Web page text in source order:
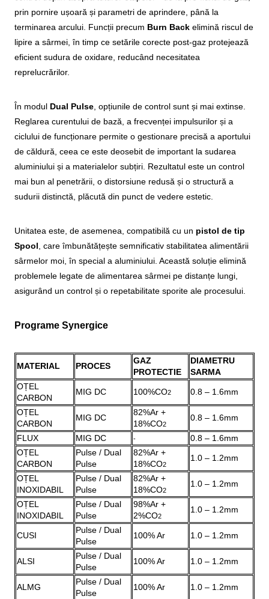
prin pornire ușoară și parametri de aprindere, până la
terminarea arcului. Funcții precum Burn Back elimină riscul de
lipire a sârmei, în timp ce setările corecte post-gaz protejează
eficient sudura de oxidare, reducând necesitatea
reprelucrărilor.
În modul Dual Pulse , opțiunile de control sunt și mai extinse.
Reglarea curentului de bază, a frecvenței impulsurilor și a
ciclului de funcționare permite o gestionare precisă a aportului
de căldură, ceea ce este deosebit de important la sudarea
aluminiului și a materialelor subțiri. Rezultatul este un control
mai bun al penetrării, o distorsiune redusă și o structură a
sudurii distinctă, plăcută din punct de vedere estetic.
Unitatea este, de asemenea, compatibilă cu un pistol de tip
Spool , care îmbunătățește semnificativ stabilitatea alimentării
sârmelor moi, în special a aluminiului. Această soluție elimină
problemele legate de alimentarea sârmei pe distanțe lungi,
asigurând un control și o repetabilitate sporite ale procesului.
Programe Synergice
MATERIAL PROCES
GAZ
PROTECTIE
DIAMETRU
SARMA
OȚEL
CARBON
MIG DC 100%CO2 0.8 – 1.6mm
OȚEL
CARBON
MIG DC
82%Ar +
18%CO2
0.8 – 1.6mm
FLUX MIG DC -
0.8 – 1.6mm
OȚEL
CARBON
Pulse / Dual
Pulse
82%Ar +
18%CO2
1.0 – 1.2mm
OȚEL
INOXIDABIL
Pulse / Dual
Pulse
82%Ar +
18%CO2
1.0 – 1.2mm
OȚEL
INOXIDABIL
Pulse / Dual
Pulse
98%Ar +
2%CO2
1.0 – 1.2mm
CUSI
Pulse / Dual
Pulse
100% Ar 1.0 – 1.2mm
ALSI
Pulse / Dual
Pulse
100% Ar 1.0 – 1.2mm
ALMG
Pulse / Dual
Pulse
100% Ar 1.0 – 1.2mm